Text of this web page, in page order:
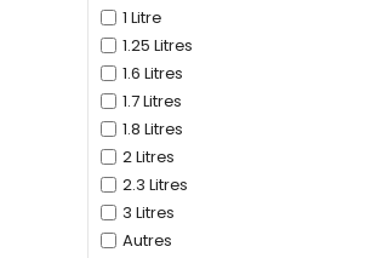
1 Litre
1.25 Litres
1.6 Litres
1.7 Litres
1.8 Litres
2 Litres
2.3 Litres
3 Litres
Autres